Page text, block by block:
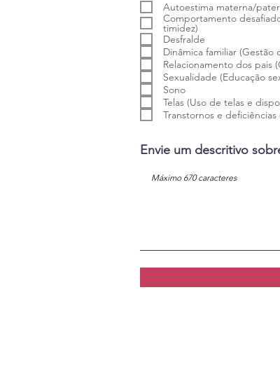
Autoestima materna/
Comportamento
timidez)
Desfralde
Dinâmica familiar
Relacionamento dos pais
Sexualidade (Educação
Sono
Telas (Uso de telas e
Transtornos e
Envie um descritivo